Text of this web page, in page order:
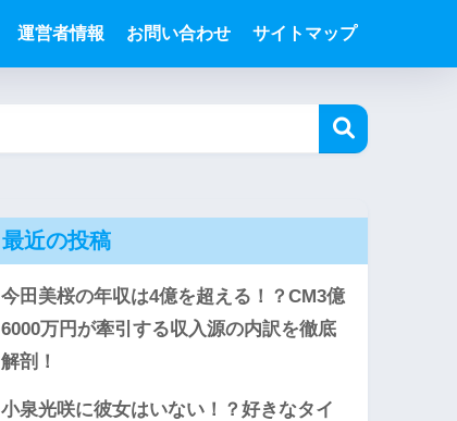
運営者情報 お問い合わせ サイトマップ
最近の投稿
今田美桜の年収は4億を超える！？CM3億
6000万円が牽引する収入源の内訳を徹底
解剖！
小泉光咲に彼女はいない！？好きなタイ